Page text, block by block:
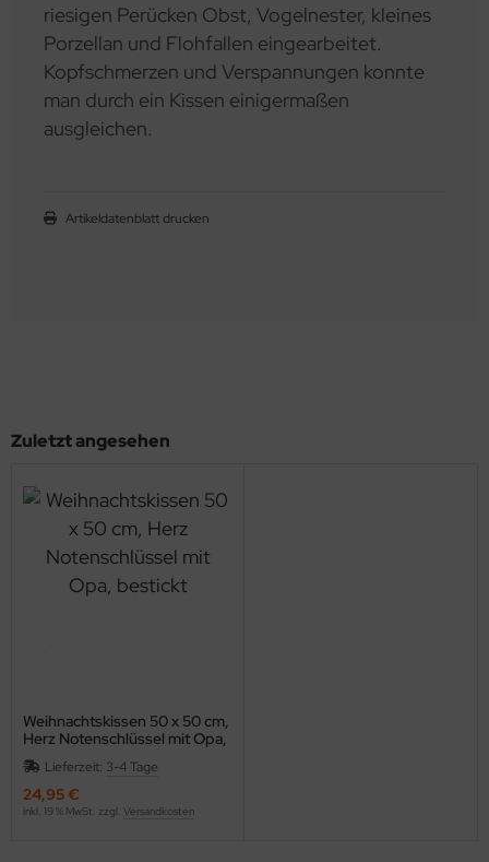
riesigen Perücken Obst, Vogelnester, kleines
Porzellan und Flohfallen eingearbeitet.
Kopfschmerzen und Verspannungen konnte
man durch ein Kissen einigermaßen
ausgleichen.
Artikeldatenblatt drucken
Zuletzt angesehen
Weihnachtskissen 50 x 50 cm,
Herz Notenschlüssel mit Opa,
bestickt
Lieferzeit: 3-4 Tage
24,95 €
inkl. 19 % MwSt. zzgl. Versandkosten